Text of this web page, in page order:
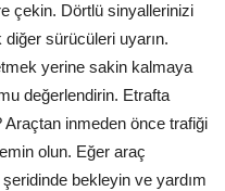
çekin. Dörtlü sinyallerinizi
sürücüleri uyarın.
yerine sakin kalmaya
değerlendirin. Etrafta
Araçtan inmeden önce trafiği
olun. Eğer araç
bekleyin ve yardım